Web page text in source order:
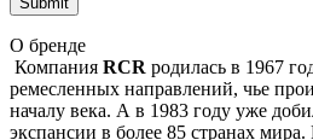
О бренде
Компания RCR родилась в 1967
ремесленных направлений, чье
началу века. А в 1983 году уже
экспансии в более 85 странах